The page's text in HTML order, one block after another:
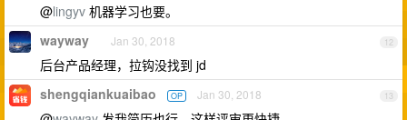
@lingyv 机器学习也要。
12
wayway Jan 30, 2018
后台产品经理，拉钩没找到 jd
13
shengqiankuaibao OP Jan 30, 2018